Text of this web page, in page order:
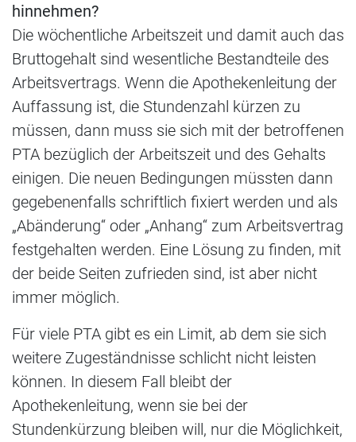
hinnehmen?
Die wöchentliche Arbeitszeit und damit auch das
Bruttogehalt sind wesentliche Bestandteile des
Arbeitsvertrags. Wenn die Apothekenleitung der
Auffassung ist, die Stundenzahl kürzen zu
müssen, dann muss sie sich mit der betroffenen
PTA bezüglich der Arbeitszeit und des Gehalts
einigen. Die neuen Bedingungen müssten dann
gegebenenfalls schriftlich fixiert werden und als
„Abänderung“ oder „Anhang“ zum Arbeitsvertrag
festgehalten werden. Eine Lösung zu finden, mit
der beide Seiten zufrieden sind, ist aber nicht
immer möglich.
Für viele PTA gibt es ein Limit, ab dem sie sich
weitere Zugeständnisse schlicht nicht leisten
können. In diesem Fall bleibt der
Apothekenleitung, wenn sie bei der
Stundenkürzung bleiben will, nur die Möglichkeit,